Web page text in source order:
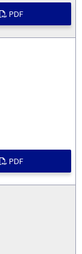
PDF
PDF